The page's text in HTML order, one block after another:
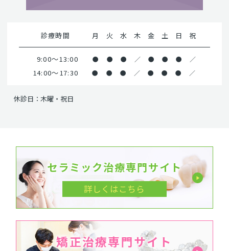
診療時間 月 火 水 木 金 土 日 祝
9:00～13:00 ● ● ● ／ ● ● ● ／
14:00～17:30 ● ● ● ／ ● ● ● ／
休診日：木曜・祝日
セラミック治療専門サイト
詳しくはこちら
矯正治療専門サイト